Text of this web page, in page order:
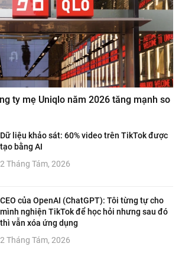
ty mẹ Uniqlo năm 2026 tăng mạnh so
Dữ liệu khảo sát: 60% video trên TikTok được
tạo bằng AI
2 Tháng Tám, 2026
CEO của OpenAI (ChatGPT): Tôi từng tự cho
mình nghiện TikTok để học hỏi nhưng sau đó
thì vẫn xóa ứng dụng
2 Tháng Tám, 2026